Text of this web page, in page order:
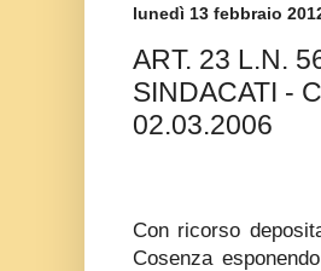
lunedì 13 febbraio
ART. 23 L.N.
SINDACATI -
02.03.2006
Con ricorso
Cosenza